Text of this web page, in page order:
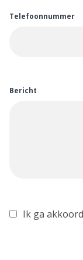
Telefoonnummer
Bericht
Ik ga